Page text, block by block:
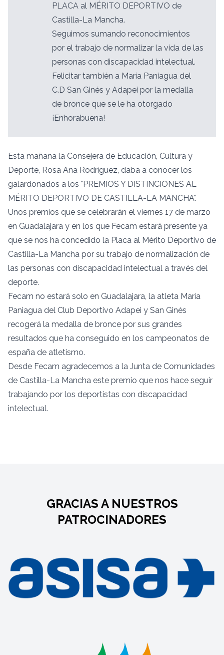
PLACA al MÉRITO DEPORTIVO de
Castilla-La Mancha.
Seguimos sumando reconocimientos
por el trabajo de normalizar la vida de las
personas con discapacidad intelectual.
Felicitar también a María Paniagua del
C.D San Ginés y Adapei por la medalla
de bronce que se le ha otorgado
¡Enhorabuena!
Esta mañana la Consejera de Educación, Cultura y
Deporte, Rosa Ana Rodríguez, daba a conocer los
galardonados a los "PREMIOS Y DISTINCIONES AL
MÉRITO DEPORTIVO DE CASTILLA-LA MANCHA".
Unos premios que se celebrarán el viernes 17 de marzo
en Guadalajara y en los que Fecam estará presente ya
que se nos ha concedido la Placa al Mérito Deportivo de
Castilla-La Mancha por su trabajo de normalización de
las personas con discapacidad intelectual a través del
deporte.
Fecam no estará solo en Guadalajara, la atleta María
Paniagua del Club Deportivo Adapei y San Ginés
recogerá la medalla de bronce por sus grandes
resultados que ha conseguido en los campeonatos de
españa de atletismo.
Desde Fecam agradecemos a la Junta de Comunidades
de Castilla-La Mancha este premio que nos hace seguir
trabajando por los deportistas con discapacidad
intelectual.
GRACIAS A NUESTROS
PATROCINADORES